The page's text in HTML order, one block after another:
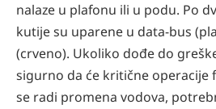
nalaze u plafonu ili u podu. Po
kutije su uparene u data-bus
(crveno). Ukoliko dođe do
sigurno da će kritične operacije
se radi promena vodova,